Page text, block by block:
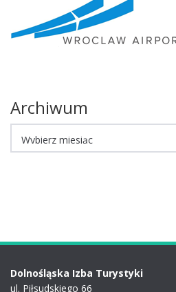
Archiwum
Dolnośląska Izba Turystyki
ul. Piłsudskiego 66